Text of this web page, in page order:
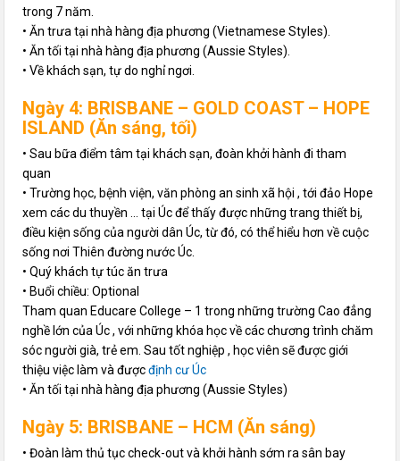
trong 7 năm.
• Ăn trưa tại nhà hàng địa phương (Vietnamese Styles).
• Ăn tối tại nhà hàng địa phương (Aussie Styles).
• Về khách sạn, tự do nghỉ ngơi.
Ngày 4: BRISBANE – GOLD COAST – HOPE
ISLAND (Ăn sáng, tối)
• Sau bữa điểm tâm tại khách sạn, đoàn khởi hành đi tham
quan
• Trường học, bệnh viện, văn phòng an sinh xã hội , tới đảo Hope
xem các du thuyền … tại Úc để thấy được những trang thiết bị,
điều kiện sống của người dân Úc, từ đó, có thể hiểu hơn về cuộc
sống nơi Thiên đường nước Úc.
• Quý khách tự túc ăn trưa
• Buổi chiều: Optional
Tham quan Educare College – 1 trong những trường Cao đẳng
nghề lớn của Úc , với những khóa học về các chương trình chăm
sóc người già, trẻ em. Sau tốt nghiệp , học viên sẽ được giới
thiệu việc làm và đượcđịnh cư Úc
• Ăn tối tại nhà hàng địa phương (Aussie Styles)
Ngày 5: BRISBANE – HCM (Ăn sáng)
• Đoàn làm thủ tục check-out và khởi hành sớm ra sân bay